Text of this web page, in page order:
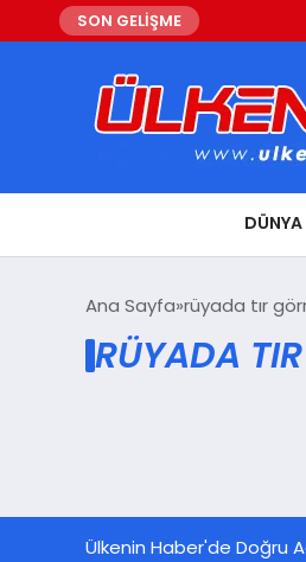
SON GELİŞME
DÜNYA
Ana Sayfa rüyada tır
RÜYADA
Ülkenin Haber'de Doğru